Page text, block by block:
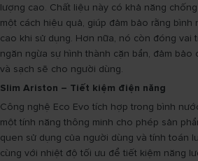
lượng cao. Chất liệu này có khả năng
một cách hiệu quả, giúp đảm bảo rằng
cao khi sử dụng. Hơn nữa, nó còn đóng vai
ngăn ngừa sự hình thành cặn bẩn, đảm
và sạch sẽ cho người dùng.
Slim Ariston – Tiết kiệm điện năng
Công nghệ Eco Evo tích hợp trong bình
một tính năng thông minh cho phép sản
quen sử dụng của người dùng và tính toán
cùng với nhiệt độ tối ưu để tiết kiệm năng